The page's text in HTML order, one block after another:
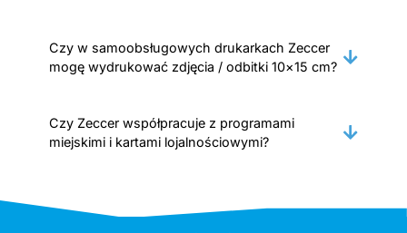
Czy w samoobsługowych drukarkach Zeccer
mogę wydrukować zdjęcia / odbitki 10×15 cm?
Czy Zeccer współpracuje z programami
miejskimi i kartami lojalnościowymi?